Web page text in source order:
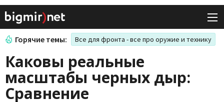
Горячие темы: Все для фронта - все про оружие и технику
Каковы реальные
масштабы черных дыр:
Сравнение